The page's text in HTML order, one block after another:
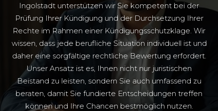
Ingolstadt unterstützen wir Sie kompetent bei der
Prüfung Ihrer Kündigung und der Durchsetzung Ihrer
Rechte im Rahmen einer Kündigungsschutzklage. Wir
wissen, dass jede berufliche Situation individuell ist und
daher eine sorgfältige rechtliche Bewertung erfordert.
Unser Ansatz ist es, Ihnen nicht nur juristischen
Beistand zu leisten, sondern Sie auch umfassend zu
beraten, damit Sie fundierte Entscheidungen treffen
können und Ihre Chancen bestmöglich nutzen.